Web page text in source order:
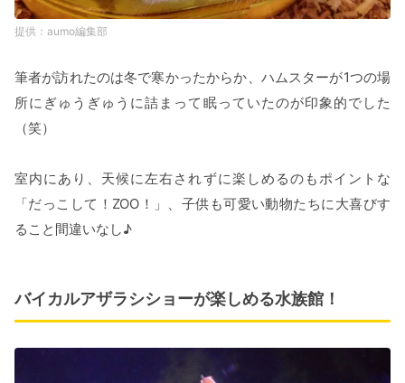
aumo編集部
筆者が訪れたのは冬で寒かったからか、ハムスターが1つの場
所にぎゅうぎゅうに詰まって眠っていたのが印象的でした
（笑）
室内にあり、天候に左右されずに楽しめるのもポイントな
「だっこして！ZOO！」、子供も可愛い動物たちに大喜びす
ること間違いなし♪
バイカルアザラシショーが楽しめる水族館！